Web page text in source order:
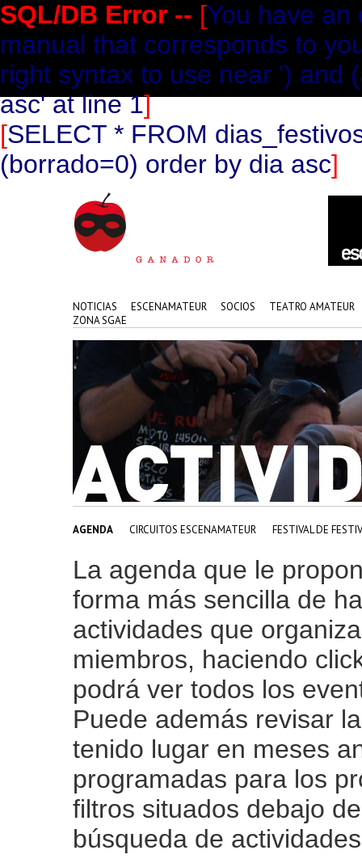
SQL/DB Error -- [You have an
manual that corresponds to
right syntax to use near ') and
asc' at line 1]
[SELECT * FROM
(borrado=0) order by dia asc]
NOTICIAS ESCENAMATEUR SOCIOS
TEATRO AMATEUR
ZONA SGAE
AGENDA CIRCUITOS ESCENAMATEUR FESTIVAL DE
La agenda que le
forma más sencilla de
actividades que
miembros, haciendo
podrá ver todos los
Puede además revisar
tenido lugar en meses
programadas para los
filtros situados debajo
búsqueda de